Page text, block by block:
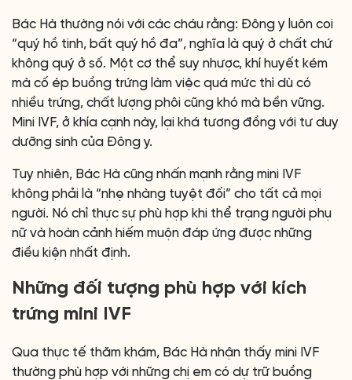
Bác Hà thường nói với các cháu rằng: Đông y luôn coi
“quý hồ tinh, bất quý hồ đa”, nghĩa là quý ở chất chứ
không quý ở số. Một cơ thể suy nhược, khí huyết kém
mà cố ép buồng trứng làm việc quá mức thì dù có
nhiều trứng, chất lượng phôi cũng khó mà bền vững.
Mini IVF, ở khía cạnh này, lại khá tương đồng với tư duy
dưỡng sinh của Đông y.
Tuy nhiên, Bác Hà cũng nhấn mạnh rằng mini IVF
không phải là “nhẹ nhàng tuyệt đối” cho tất cả mọi
người. Nó chỉ thực sự phù hợp khi thể trạng người phụ
nữ và hoàn cảnh hiếm muộn đáp ứng được những
điều kiện nhất định.
Những đối tượng phù hợp với kích
trứng mini IVF
Qua thực tế thăm khám, Bác Hà nhận thấy mini IVF
thường phù hợp với những chị em có dự trữ buồng